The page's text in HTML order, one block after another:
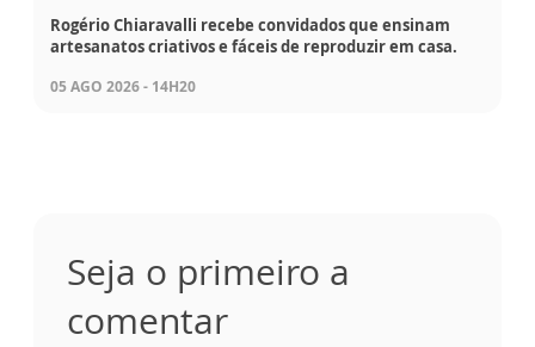
Rogério Chiaravalli recebe convidados que ensinam
artesanatos criativos e fáceis de reproduzir em casa.
05 AGO 2026 - 14H20
Seja o primeiro a
comentar